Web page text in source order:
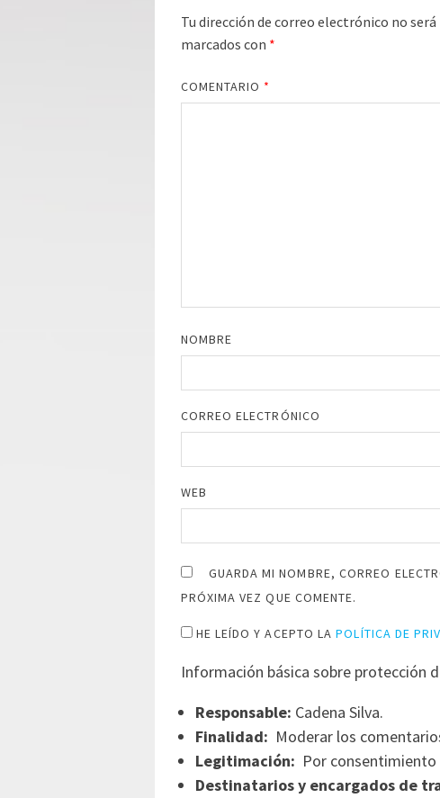
Tu dirección de correo electrónico no será
marcados con *
COMENTARIO *
NOMBRE
CORREO ELECTRÓNICO
WEB
GUARDA MI NOMBRE, CORREO
PRÓXIMA VEZ QUE COMENTE.
HE LEÍDO Y ACEPTO LAPOLÍTICA DE
Información básica sobre protección
Responsable: Cadena Silva.
Finalidad: Moderar los
Legitimación: Por
Destinatarios y encargados de